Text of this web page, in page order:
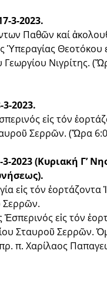
3-2023.
Παθῶν καί
Ὑπεραγίας Θεοτόκου
Νιγρίτης.
2023.
εἰς τόν
Σερρῶν. (Ὥρα
2023 (Κυριακή Γ’
εἰς τόν
Σερρῶν.
Ἑσπερινός εἰς τόν
Σταυροῦ Σερρῶν.
π. Χαρίλαος